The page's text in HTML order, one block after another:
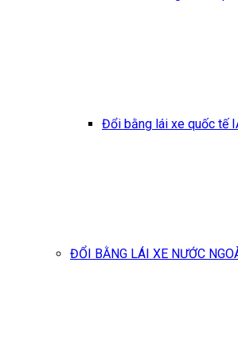
Đổi bằng lái xe quốc tế
ĐỔI BẰNG LÁI XE NƯỚC